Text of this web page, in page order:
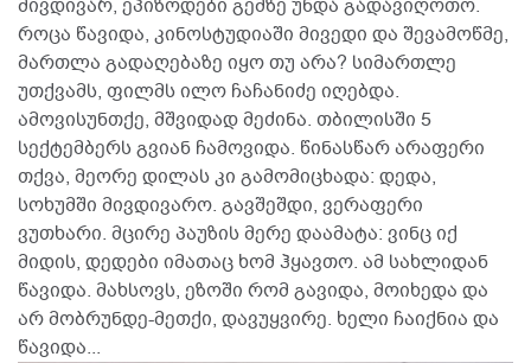
მივდივარ, ეპიზოდები გემზე უნდა გადავიღოთო.
როცა წავიდა, კინოსტუდიაში მივედი და შევამოწმე,
მართლა გადაღებაზე იყო თუ არა? სიმართლე
უთქვამს, ფილმს ილო ჩაჩანიძე იღებდა.
ამოვისუნთქე, მშვიდად მეძინა. თბილისში 5
სექტემბერს გვიან ჩამოვიდა. წინასწარ არაფერი
თქვა, მეორე დილას კი გამომიცხადა: დედა,
სოხუმში მივდივარო. გავშეშდი, ვერაფერი
ვუთხარი. მცირე პაუზის მერე დაამატა: ვინც იქ
მიდის, დედები იმათაც ხომ ჰყავთო. ამ სახლიდან
წავიდა. მახსოვს, ეზოში რომ გავიდა, მოიხედა და
არ მობრუნდე-მეთქი, დავუყვირე. ხელი ჩაიქნია და
წავიდა...